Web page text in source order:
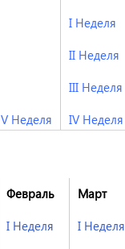
V Неделя
I Неделя
II Неделя
III Неделя
IV Неделя
Февраль
I Неделя
Март
I Неделя